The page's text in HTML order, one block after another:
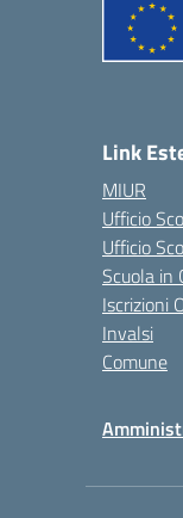
Link
MIUR
Ufficio
Ufficio
Scuola in
Iscrizioni
Invalsi
Comune